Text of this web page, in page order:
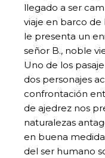
llegado a ser
viaje en barco de
le presenta un
señor B., noble
Uno de los
dos personajes
confrontación
de ajedrez nos
naturalezas
en buena
del ser humano